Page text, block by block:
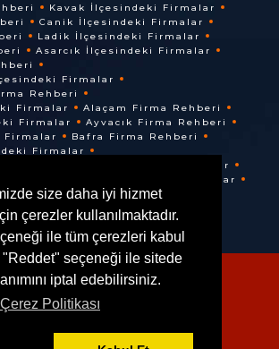
size daha iyi hizmet
çerezler kullanılmaktadır.
ile tüm çerezleri kabul
seçeneği ile sitede
iptal edebilirsiniz.
Çerez Politikası
Kavak İlçesindeki Firmalar
Canik İlçesindeki Firmalar
Ladik İlçesindeki Firmalar
Asarcık İlçesindeki Firmalar
Firmalar
Rehberi
Firmalar
Alaçam Firma Rehberi
Firmalar
Ayvacık Firma Rehberi
Firmalar
Bafra Firma Rehberi
Firmalar
Terme İlçesindeki Firmalar
Vezirköprü İlçesindeki Firmalar
Rehberi